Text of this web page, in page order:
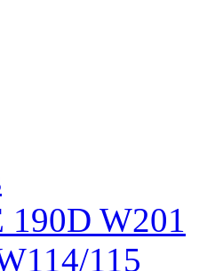
190D W201
115